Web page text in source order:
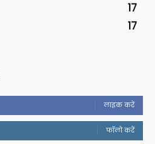
17
17
लाइक करें
फॉलो करें